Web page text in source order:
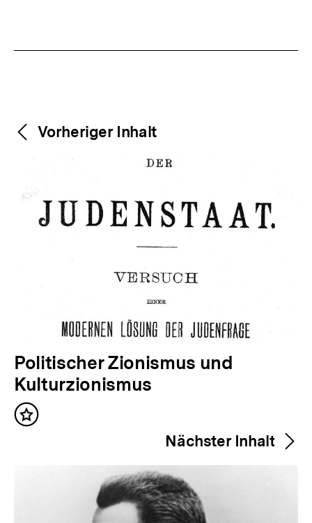
Weitere
Inhalte
Content-
Navigation
Vorheriger Inhalt
V
o
r
h
Politischer Zionismus und
Kulturzionismus
Inhalt
Nächster Inhalt